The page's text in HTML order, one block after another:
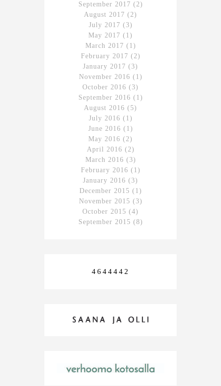
September 2017 (2)
August 2017 (2)
July 2017 (3)
May 2017 (1)
March 2017 (1)
February 2017 (2)
January 2017 (3)
November 2016 (1)
October 2016 (3)
September 2016 (1)
August 2016 (5)
July 2016 (1)
June 2016 (1)
May 2016 (2)
April 2016 (2)
March 2016 (3)
February 2016 (1)
January 2016 (3)
December 2015 (1)
November 2015 (3)
October 2015 (4)
September 2015 (8)
4644442